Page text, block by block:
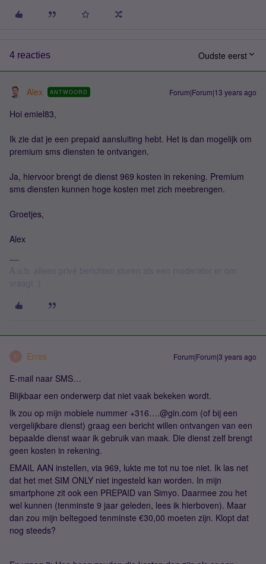
4 reacties Oudste eerst
Alex ANTWOORD Forum|Forum|13 years ago
Hoi emiel83,
Ik zie dat je een prepaid aansluiting hebt. Het is dan mogelijk om
premium sms diensten te ontvangen.
Ja, hiervoor brengt de dienst 969 kosten in rekening. Premium
sms diensten kunnen hoge kosten met zich meebrengen.
Groetjes,
Alex
E Erres Forum|Forum|3 years ago
E-mail naar SMS…
Blijkbaar een onderwerp dat niet vaak bekeken wordt.
Ik zou op mijn mobiele nummer +316….@gin.com (of bij een
vergelijkbare dienst) graag een bericht willen ontvangen van een
bepaalde dienst waar ik gebruik van maak. Die dienst zelf brengt
geen kosten in rekening.
EMAIL AAN instellen, via 969, lukte me tot nu toe niet. Ik las net
dat het met SIM ONLY niet ingesteld kan worden. In mijn
smartphone zit ook een PREPAID van Simyo. Daarmee zou het
wel kunnen (tenminste 9 jaar geleden, lees ik hierboven). Maar
dan zou mijn beltegoed tenminste €30,00 moeten zijn. Klopt dat
nog steeds?